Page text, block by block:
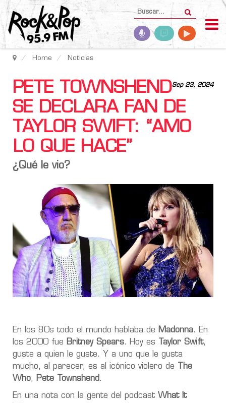
Home Noticias
Sep 23, 2024
PETE TOWNSHEND
SE DECLARA FAN DE
TAYLOR SWIFT: “AMO
LO QUE HACE”
¿Qué le vio?
En los 80s todo el mundo hablaba de Madonna. En
los 2000 fue Britney Spears. Hoy es Taylor Swift,
guste a quien le guste. Y a uno que le gusta
mucho, al parecer, es al icónico violero de
The
Who, Pete Townshend.
En una nota con la gente del podcast What It